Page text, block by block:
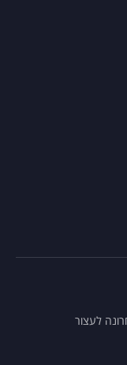
האחרונה לעצור